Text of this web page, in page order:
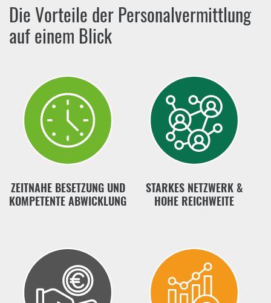
Die Vorteile der Personalvermittlung
auf einem Blick
ZEITNAHE BESETZUNG UND
KOMPETENTE ABWICKLUNG
STARKES NETZWERK &
HOHE REICHWEITE